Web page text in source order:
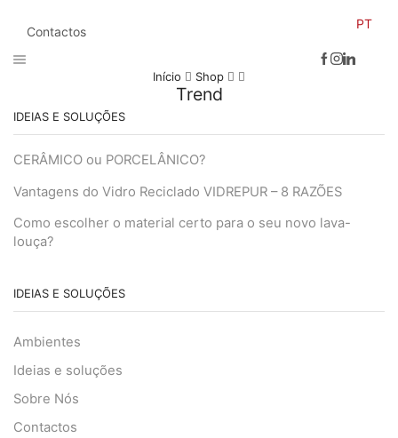
Contactos
PT
Início Shop
Trend
IDEIAS E SOLUÇÕES
CERÂMICO ou PORCELÂNICO?
Vantagens do Vidro Reciclado VIDREPUR – 8 RAZÕES
Como escolher o material certo para o seu novo lava-
louça?
IDEIAS E SOLUÇÕES
Ambientes
Ideias e soluções
Sobre Nós
Contactos